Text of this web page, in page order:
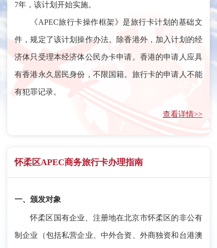
7年，该计划开始实施。
《APEC旅行卡操作框架》是旅行卡计划的基础文
件，规定了该计划操作办法。除香港外，加入计划的经
济体只受理本经济体公民办卡申请。香港的申请人应具
有香港永久居民身份，不限国籍。旅行卡的申请人不能
有犯罪记录。
查看详情>>
怀柔区APEC商务旅行卡办理指南
一、颁发对象
怀柔区国有企业、注册地在北京市怀柔区的非公有
制企业（包括私营企业、中外合资、外商独资和台港澳